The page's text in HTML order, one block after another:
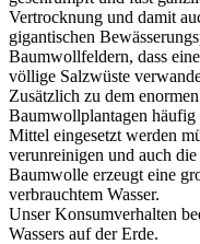
Vertrocknung und damit
gigantischen
Baumwollfeldern, dass
völlige Salzwüste
Zusätzlich zu dem
Baumwollplantagen häufig
Mittel eingesetzt werden
verunreinigen und auch
Baumwolle erzeugt eine
verbrauchtem Wasser.
Unser Konsumverhalten
Wassers auf der Erde.